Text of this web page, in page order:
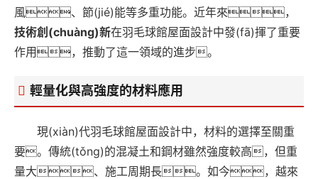
風、節(jié)能等多重功能。近年來，
技術創(chuàng)新在羽毛球館屋面設計中發(fā)揮了重要
作用，推動了這一領域的進步。
輕量化與高強度的材料應用
現(xiàn)代羽毛球館屋面設計中，材料的選擇至關重
要。傳統(tǒng)的混凝土和鋼材雖然強度較高，但重
量大、施工周期長。如今，越來